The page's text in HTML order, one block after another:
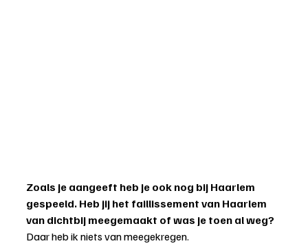
Zoals je aangeeft heb je ook nog bij Haarlem
gespeeld. Heb jij het faillissement van Haarlem
van dichtbij meegemaakt of was je toen al weg?
Daar heb ik niets van meegekregen.